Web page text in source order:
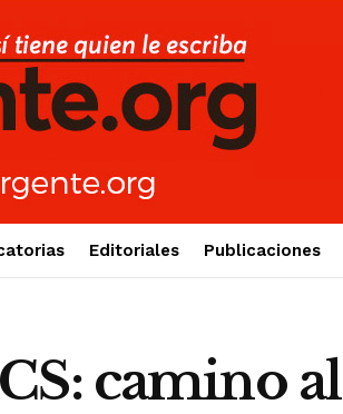
Editoriales Publicaciones
camino al